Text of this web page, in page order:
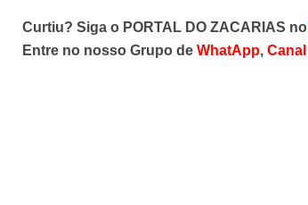
Curtiu? Siga o PORTAL DO ZACARIAS no
Entre no nosso Grupo de WhatApp, Canal